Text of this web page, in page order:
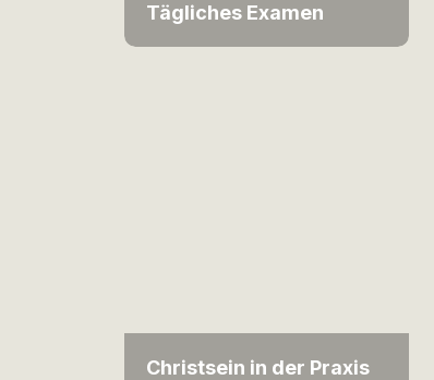
Tägliches Examen
Christsein in der Praxis